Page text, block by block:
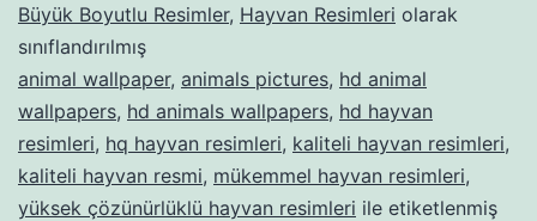
Büyük Boyutlu Resimler, Hayvan Resimleri olarak
sınıflandırılmış
animal wallpaper, animals pictures, hd animal
wallpapers, hd animals wallpapers, hd hayvan
resimleri, hq hayvan resimleri, kaliteli hayvan resimleri,
kaliteli hayvan resmi, mükemmel hayvan resimleri,
yüksek çözünürlüklü hayvan resimleri ile etiketlenmiş